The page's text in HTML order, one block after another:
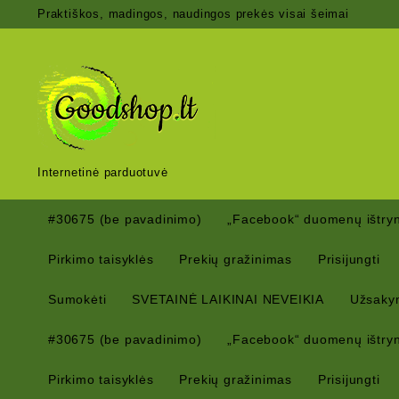
to
Praktiškos, madingos, naudingos prekės visai šeimai
Internetinė parduotuvė
#30675 (be pavadinimo) „Facebook“ duomenų
Pirkimo taisyklės Prekių gražinimas Prisijungti
Sumokėti SVETAINĖ LAIKINAI NEVEIKIA
#30675 (be pavadinimo) „Facebook“ duomenų
Pirkimo taisyklės Prekių gražinimas Prisijungti